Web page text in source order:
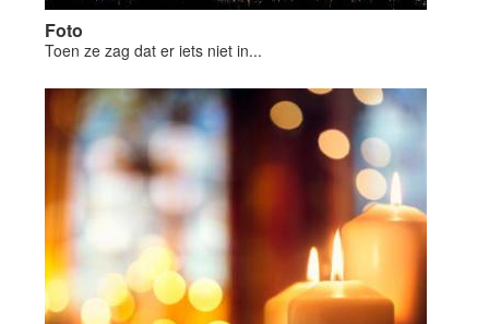
Foto
Toen ze zag dat er iets niet in...